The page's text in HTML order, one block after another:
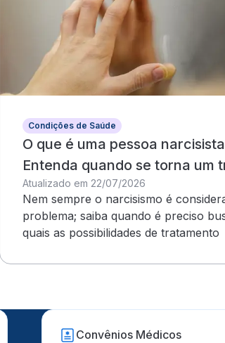
Condições de Saúde
O que é uma pessoa
Entenda quando se torna um
Atualizado em 22/07/2026
Nem sempre o narcisismo é
problema; saiba quando é preciso
quais as possibilidades de tratamento
Convênios Médicos